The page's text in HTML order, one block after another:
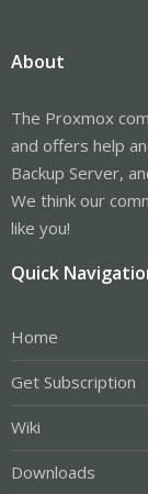
About
The Proxmox
and offers help
Backup Server,
We think our
like you!
Quick
Home
Get Subscription
Wiki
Downloads